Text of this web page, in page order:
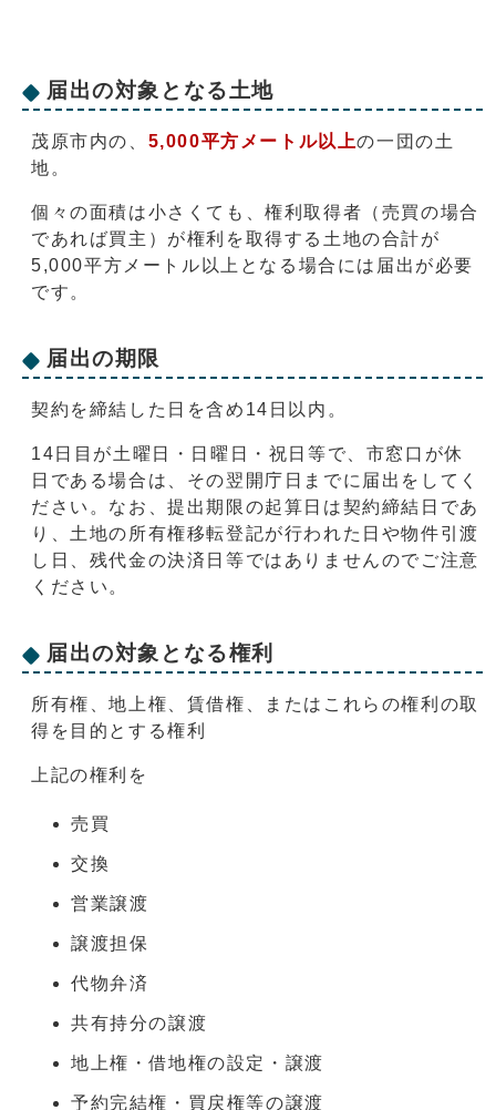
届出の対象となる土地
茂原市内の、 5,000平方メートル以上の一団の土
地。
個々の面積は小さくても、権利取得者（売買の場合
であれば買主）が権利を取得する土地の合計が
5,000平方メートル以上となる場合には届出が必要
です。
届出の期限
契約を締結した日を含め14日以内。
14日目が土曜日・日曜日・祝日等で、市窓口が休
日である場合は、その翌開庁日までに届出をしてく
ださい。なお、提出期限の起算日は契約締結日であ
り、土地の所有権移転登記が行われた日や物件引渡
し日、残代金の決済日等ではありませんのでご注意
ください。
届出の対象となる権利
所有権、地上権、賃借権、またはこれらの権利の取
得を目的とする権利
上記の権利を
売買
交換
営業譲渡
譲渡担保
代物弁済
共有持分の譲渡
地上権・借地権の設定・譲渡
予約完結権・買戻権等の譲渡